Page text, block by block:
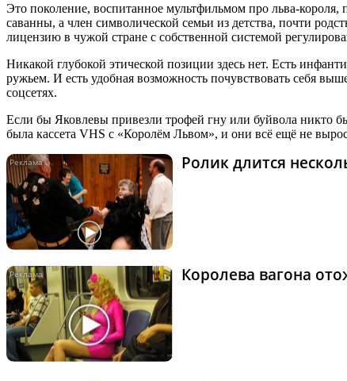
Это поколение, воспитанное мультфильмом про льва-
саванны, а член символической семьи из детства, почти
лицензию в чужой стране с собственной системой
Никакой глубокой этической позиции здесь нет. Есть
ружьем. И есть удобная возможность почувствовать себя
соцсетях.
Если бы Яковлевы привезли трофей гну или буйвола никто
была кассета VHS с «Королём Львом», и они всё ещё не
Ролик длится
Королева вагона